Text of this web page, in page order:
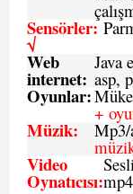
Sensörler:
√
Web
internet:
Java
asp,
Oyunlar:
+
Müzik: Mp3/
Video
Oynatıcısı: